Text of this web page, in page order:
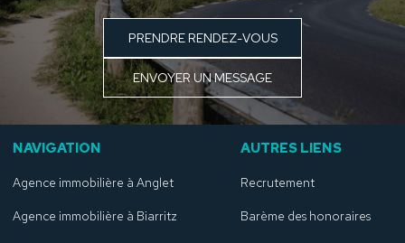
PRENDRE RENDEZ-VOUS
ENVOYER UN MESSAGE
NAVIGATION
Agence immobilière à Anglet
Agence immobilière à Biarritz
AUTRES LIENS
Recrutement
Barème des honoraires